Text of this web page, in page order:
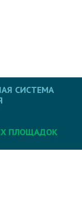
СИСТЕМА
ПЛОЩАДОК